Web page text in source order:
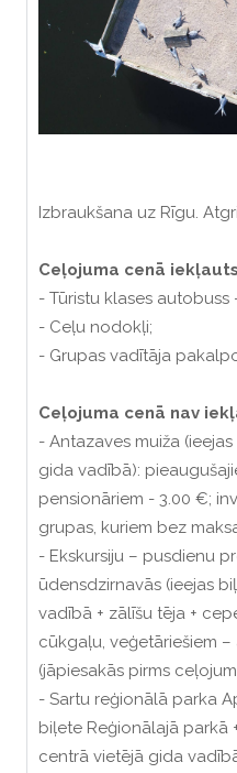
Izbraukšana uz Rīgu.
Ceļojuma cenā iekļauts
- Tūristu klases autobuss
- Ceļu nodokļi;
- Grupas vadītāja
Ceļojuma cenā nav
- Antazaves muiža
gida vadībā):
pensionāriem - 3.00 €;
grupas, kuriem bez
- Ekskursiju – pusdienu
ūdensdzirnavās (ieejas
vadībā + zālīšu tēja +
cūkgaļu, veģetāriešiem
(jāpiesakās pirms
- Sartu reģionālā parka
biļete Reģionālajā parkā
centrā vietējā gida